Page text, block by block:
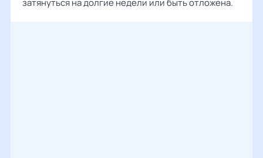
затянуться на долгие недели или быть отложена.